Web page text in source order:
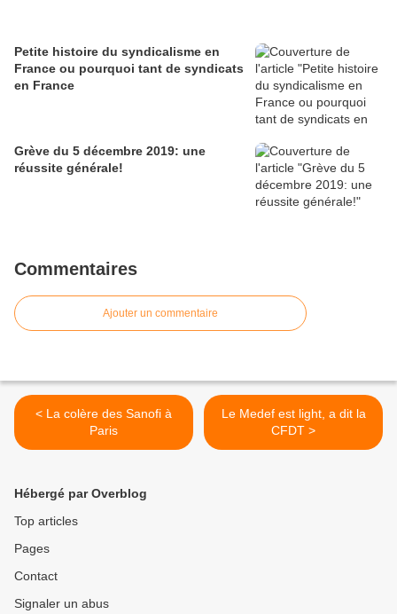
Petite histoire du syndicalisme en
France ou pourquoi tant de syndicats
en France
Grève du 5 décembre 2019: une
réussite générale!
Commentaires
Ajouter un commentaire
< La colère des Sanofi à
Paris
Le Medef est light, a dit la
CFDT >
Hébergé par Overblog
Top articles
Pages
Contact
Signaler un abus